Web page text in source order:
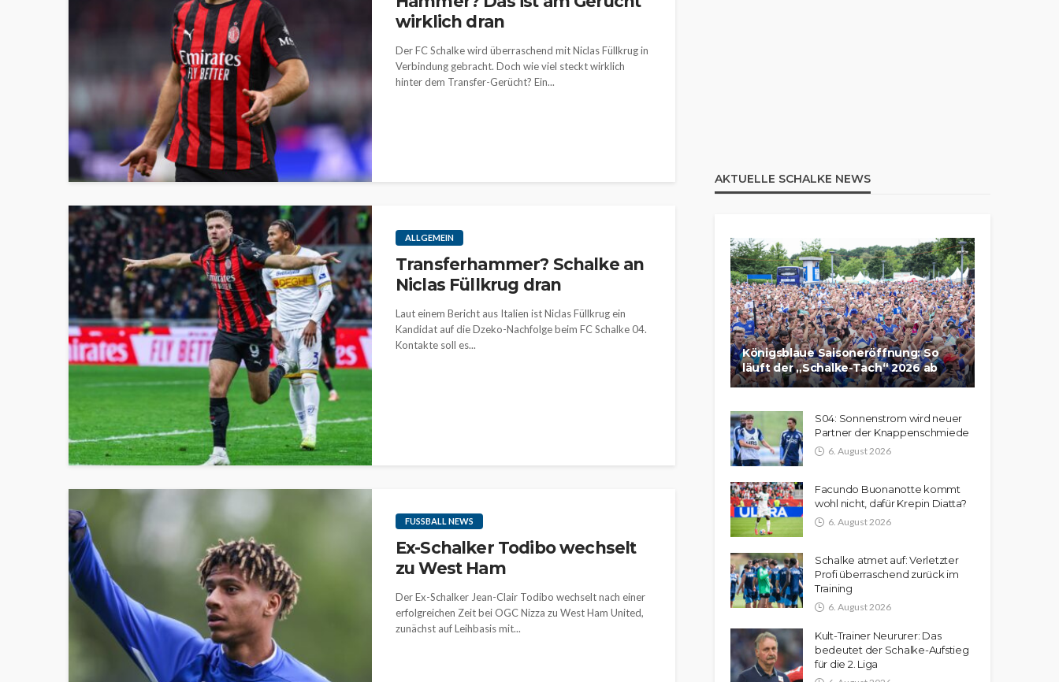
wirklich dran
Der FC Schalke wird überraschend mit Niclas Füllkrug in
Verbindung gebracht. Doch wie viel steckt wirklich
hinter dem Transfer-Gerücht? Ein...
ALLGEMEIN
Transferhammer? Schalke an
Niclas Füllkrug dran
Laut einem Bericht aus Italien ist Niclas Füllkrug ein
Kandidat auf die Dzeko-Nachfolge beim FC Schalke 04.
Kontakte soll es...
FUSSBALL NEWS
Ex-Schalker Todibo wechselt
zu West Ham
Der Ex-Schalker Jean-Clair Todibo wechselt nach einer
erfolgreichen Zeit bei OGC Nizza zu West Ham United,
zunächst auf Leihbasis mit...
AKTUELLE SCHALKE NEWS
Königsblaue Saisoneröffnung: So
läuft der „Schalke-Tach“ 2026 ab
S04: Sonnenstrom wird neuer
Partner der Knappenschmiede
6. August 2026
Facundo Buonanotte kommt
wohl nicht, dafür Krepin Diatta?
6. August 2026
Schalke atmet auf: Verletzter
Profi überraschend zurück im
Training
6. August 2026
Kult-Trainer Neururer: Das
bedeutet der Schalke-Aufstieg
für die 2. Liga